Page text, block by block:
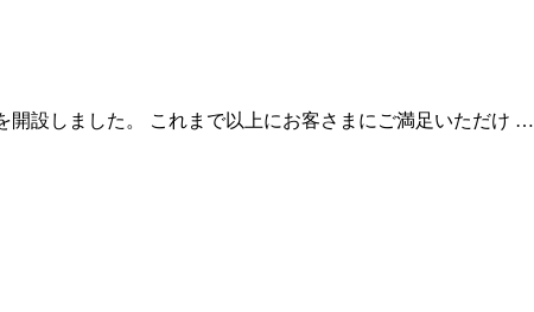
開設しました。 これまで以上にお客さまにご満足いただけ …